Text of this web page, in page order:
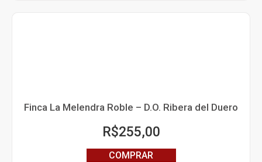
Finca La Melendra Roble – D.O. Ribera del Duero
R$255,00
COMPRAR